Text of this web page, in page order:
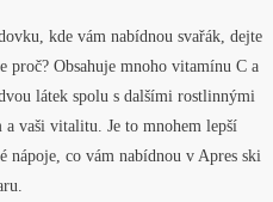
kde vám nabídnou svařák, dejte
proč? Obsahuje mnoho vitamínu C a
látek spolu s dalšími rostlinnými
vaši vitalitu. Je to mnohem lepší
nápoje, co vám nabídnou v Apres ski